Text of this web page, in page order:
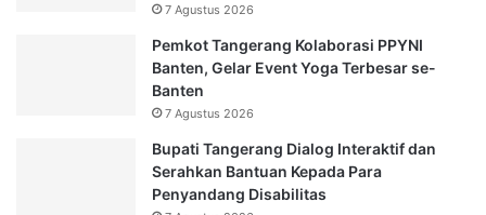
7 Agustus 2026
Pemkot Tangerang Kolaborasi PPYNI
Banten, Gelar Event Yoga Terbesar se-
Banten
7 Agustus 2026
Bupati Tangerang Dialog Interaktif dan
Serahkan Bantuan Kepada Para
Penyandang Disabilitas